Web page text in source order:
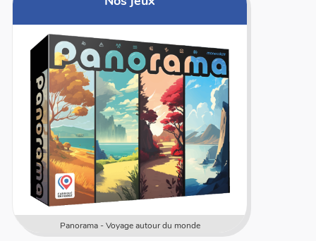
Panorama - Voyage autour du monde